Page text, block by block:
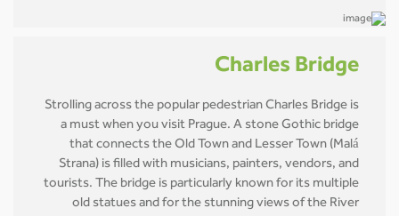
Charles Bridge
Strolling across the popular pedestrian Charles Bridge is
a must when you visit Prague. A stone Gothic bridge
that connects the Old Town and Lesser Town (Malá
Strana) is filled with musicians, painters, vendors, and
tourists. The bridge is particularly known for its multiple
old statues and for the stunning views of the River